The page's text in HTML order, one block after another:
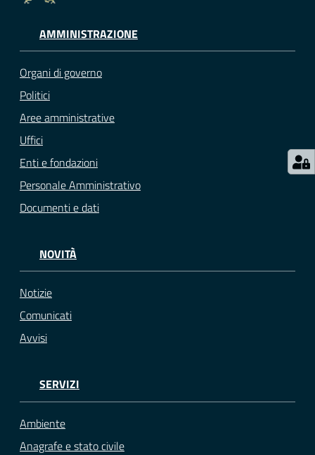
Seguici
AMMINISTRAZIONE
Organi di governo
Politici
Aree amministrative
Uffici
Enti e fondazioni
Personale Amministrativo
Documenti e dati
NOVITÀ
Notizie
Comunicati
Avvisi
SERVIZI
Ambiente
Anagrafe e stato civile